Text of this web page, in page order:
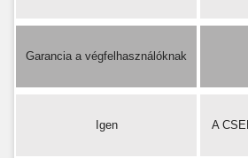
Garancia a végfelhasználóknak
Igen A